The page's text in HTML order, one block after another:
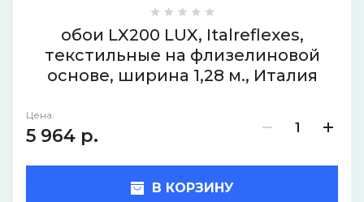
обои LX200 LUX, Italreflexes,
текстильные на флизелиновой
основе, ширина 1,28 м., Италия
Цена:
5 964 р.
В КОРЗИНУ